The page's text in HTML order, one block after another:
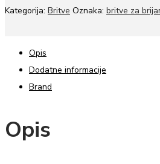
Kategorija: Britve Oznaka: britve za
Opis
Dodatne informacije
Brand
Opis